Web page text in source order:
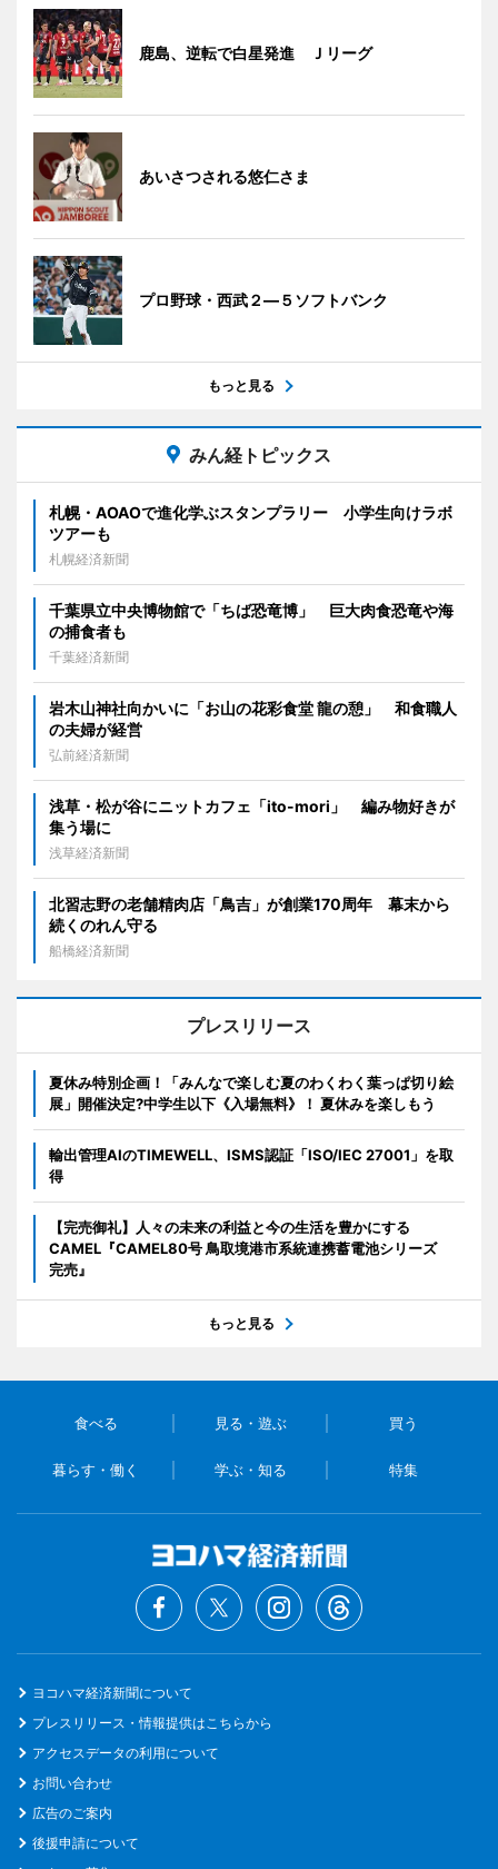
鹿島、逆転で白星発進 Ｊリーグ
あいさつされる悠仁さま
プロ野球・西武２―５ソフトバンク
もっと見る
みん経トピックス
札幌・AOAOで進化学ぶスタンプラリー 小学生向けラボ
ツアーも
札幌経済新聞
千葉県立中央博物館で「ちば恐竜博」 巨大肉食恐竜や海
の捕食者も
千葉経済新聞
岩木山神社向かいに「お山の花彩食堂 龍の憩」 和食職人
の夫婦が経営
弘前経済新聞
浅草・松が谷にニットカフェ「ito-mori」 編み物好きが
集う場に
浅草経済新聞
北習志野の老舗精肉店「鳥吉」が創業170周年 幕末から
続くのれん守る
船橋経済新聞
プレスリリース
夏休み特別企画！「みんなで楽しむ夏のわくわく葉っぱ切り絵
展」開催決定?中学生以下《入場無料》！ 夏休みを楽しもう
輸出管理AIのTIMEWELL、ISMS認証「ISO/IEC 27001」を取
得
【完売御礼】人々の未来の利益と今の生活を豊かにする
CAMEL『CAMEL80号 鳥取境港市系統連携蓄電池シリーズ
完売』
もっと見る
食べる 見る・遊ぶ 買う
暮らす・働く 学ぶ・知る 特集
ヨコハマ経済新聞について
プレスリリース・情報提供はこちらから
アクセスデータの利用について
お問い合わせ
広告のご案内
後援申請について